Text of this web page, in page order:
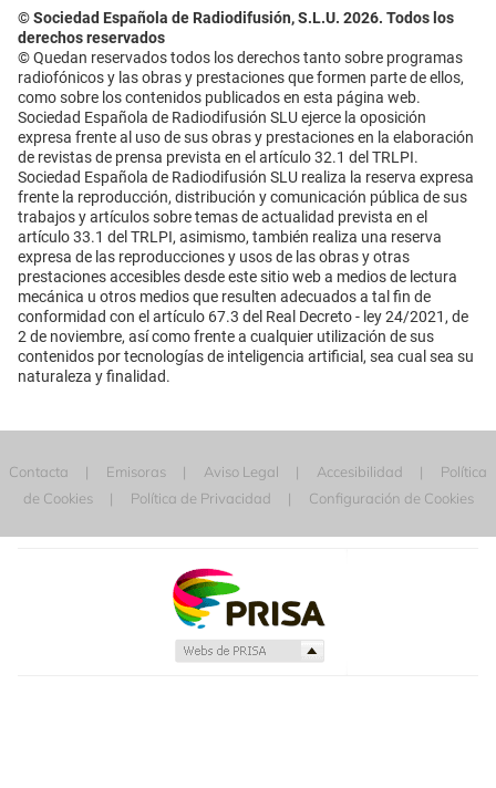
© Sociedad Española de Radiodifusión, S.L.U. 2026. Todos los
derechos reservados
© Quedan reservados todos los derechos tanto sobre programas
radiofónicos y las obras y prestaciones que formen parte de ellos,
como sobre los contenidos publicados en esta página web.
Sociedad Española de Radiodifusión SLU ejerce la oposición
expresa frente al uso de sus obras y prestaciones en la elaboración
de revistas de prensa prevista en el artículo 32.1 del TRLPI.
Sociedad Española de Radiodifusión SLU realiza la reserva expresa
frente la reproducción, distribución y comunicación pública de sus
trabajos y artículos sobre temas de actualidad prevista en el
artículo 33.1 del TRLPI, asimismo, también realiza una reserva
expresa de las reproducciones y usos de las obras y otras
prestaciones accesibles desde este sitio web a medios de lectura
mecánica u otros medios que resulten adecuados a tal fin de
conformidad con el artículo 67.3 del Real Decreto - ley 24/2021, de
2 de noviembre, así como frente a cualquier utilización de sus
contenidos por tecnologías de inteligencia artificial, sea cual sea su
naturaleza y finalidad.
Contacta Emisoras Aviso Legal Accesibilidad
Política
de Cookies
Política de Privacidad Configuración de Cookies